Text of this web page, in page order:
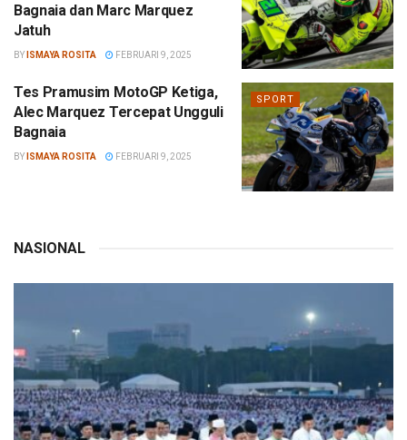
Bagnaia dan Marc Marquez
Jatuh
BY ISMAYA ROSITA FEBRUARI 9, 2025
SPORT
Tes Pramusim MotoGP Ketiga,
Alec Marquez Tercepat Ungguli
Bagnaia
BY ISMAYA ROSITA FEBRUARI 9, 2025
NASIONAL